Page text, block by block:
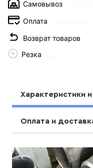
Самовывоз
Оплата
Возврат товаров
Резка
Характеристики
Оплата и